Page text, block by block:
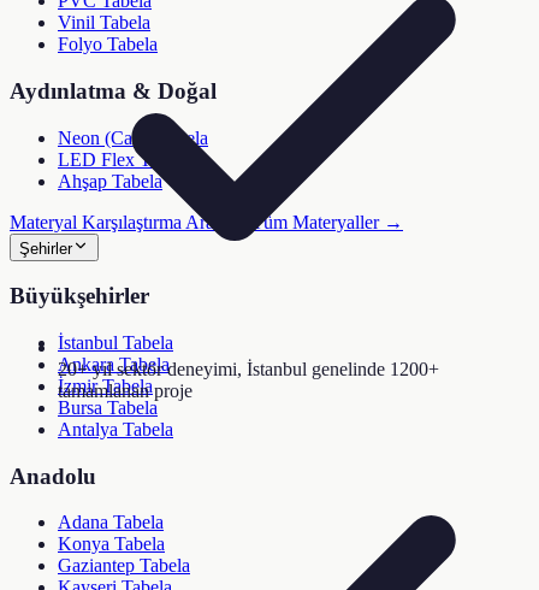
Vinil Tabela
Folyo Tabela
Aydınlatma & Doğal
Neon (Cam) Tabela
LED Flex Tabela
Ahşap Tabela
Materyal Karşılaştırma Aracı →
Tüm Materyaller →
Şehirler
Büyükşehirler
İstanbul Tabela
Ankara Tabela
İzmir Tabela
Bursa Tabela
Antalya Tabela
Anadolu
Adana Tabela
Konya Tabela
Gaziantep Tabela
20+ yıl sektör deneyimi, İstanbul genelinde 1200+
tamamlanan proje